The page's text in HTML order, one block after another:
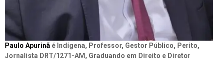
Paulo Apurinã é Indígena, Professor, Gestor Público, Perito,
Jornalista DRT/1271-AM, Graduando em Direito e Diretor